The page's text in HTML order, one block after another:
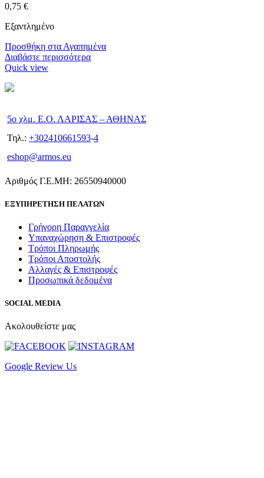
0,75 €
Εξαντλημένο
Προσθήκη στα Αγαπημένα
Διαβάστε περισσότερα
Quick view
5ο χλμ. Ε.Ο. ΛΑΡΙΣΑΣ – ΑΘΗΝΑΣ
Τηλ.: +302410661593-4
eshop@armos.eu
Αριθμός Γ.Ε.ΜΗ: 26550940000
ΕΞΥΠΗΡΕΤΗΣΗ ΠΕΛΑΤΩΝ
Γρήγορη Παραγγελία
Υπαναχώρηση & Επιστροφές
Τρόποι Πληρωμής
Τρόποι Αποστολής
Αλλαγές & Επιστροφές
Προσωπικά δεδομένα
SOCIAL MEDIA
Ακολουθείστε μας
Google Review Us